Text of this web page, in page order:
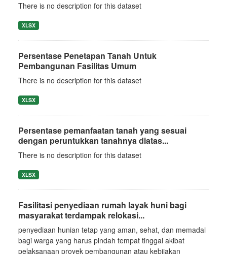
There is no description for this dataset
XLSX
Persentase Penetapan Tanah Untuk
Pembangunan Fasilitas Umum
There is no description for this dataset
XLSX
Persentase pemanfaatan tanah yang sesuai
dengan peruntukkan tanahnya diatas...
There is no description for this dataset
XLSX
Fasilitasi penyediaan rumah layak huni bagi
masyarakat terdampak relokasi...
penyediaan hunian tetap yang aman, sehat, dan memadai
bagi warga yang harus pindah tempat tinggal akibat
pelaksanaan proyek pembangunan atau kebijakan